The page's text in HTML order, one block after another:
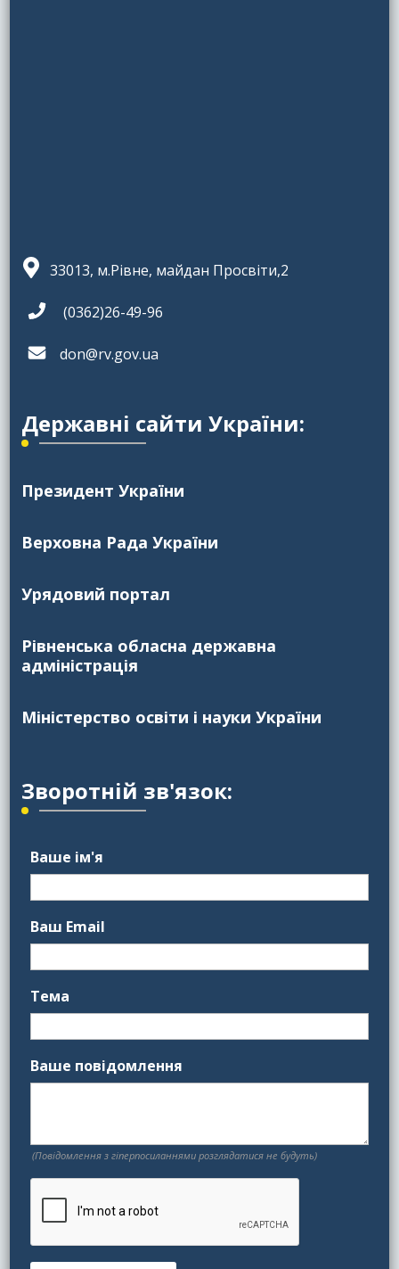
33013, м.Рівне, майдан Просвіти,2
(0362)26-49-96
don@rv.gov.ua
Державні сайти України:
Президент України
Верховна Рада України
Урядовий портал
Рівненська обласна державна
адміністрація
Міністерство освіти і науки України
Зворотній зв'язок:
Ваше ім'я
Ваш Email
Тема
Ваше повідомлення
(Повідомлення з гіперпосиланнями розглядатися не будуть)